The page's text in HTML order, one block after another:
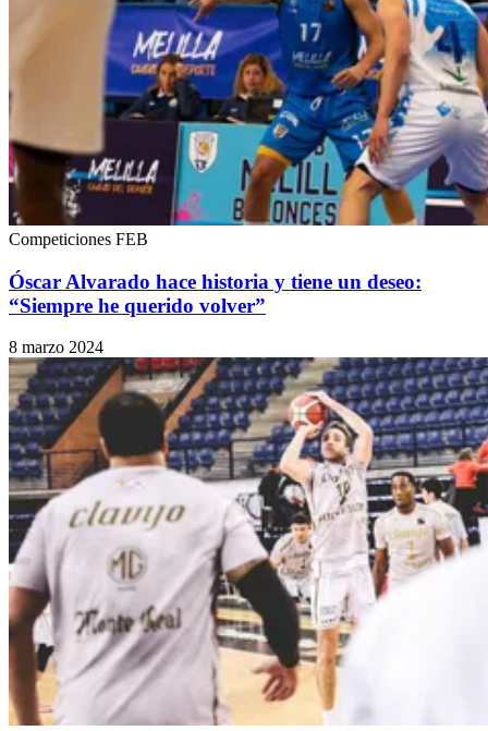
Competiciones FEB
Óscar Alvarado hace historia y tiene un deseo:
“Siempre he querido volver”
8 marzo 2024